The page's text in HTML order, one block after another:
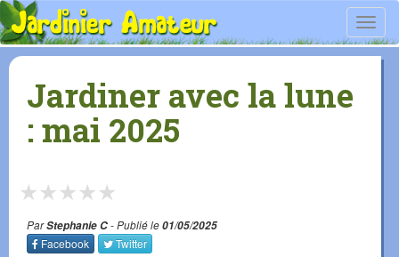
Jardiner avec la lune
: mai 2025
★
★
★
★
★
ParStephanie C- Publié le01/05/2025
Facebook
Twitter